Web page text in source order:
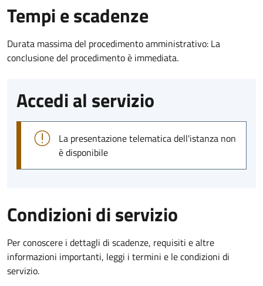
Tempi e scadenze
Durata massima del procedimento amministrativo: La
conclusione del procedimento è immediata.
Accedi al servizio
La presentazione telematica dell'istanza non
è disponibile
Condizioni di servizio
Per conoscere i dettagli di scadenze, requisiti e altre
informazioni importanti, leggi i termini e le condizioni di
servizio.